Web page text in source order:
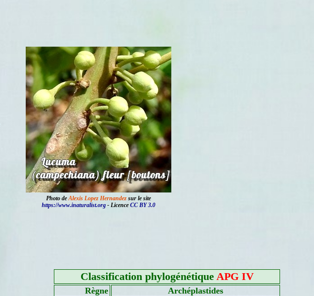
Photo deAlexis Lopez Hernandez sur le site
https://www.inaturalist.org - Licence CC BY 3.0
Classification phylogénétique APG IV
Règne
Archéplastides